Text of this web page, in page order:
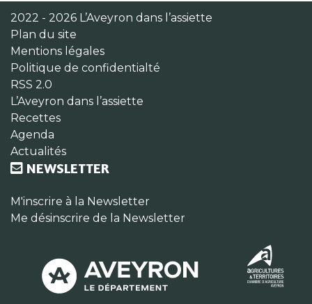
2022 - 2026 L’Aveyron dans l’assiette
Plan du site
Mentions légales
Politique de confidentialté
RSS 2.0
L’Aveyron dans l’assiette
Recettes
Agenda
Actualités
NEWSLETTER
M'inscrire à la Newsletter
Me désinscrire de la Newsletter